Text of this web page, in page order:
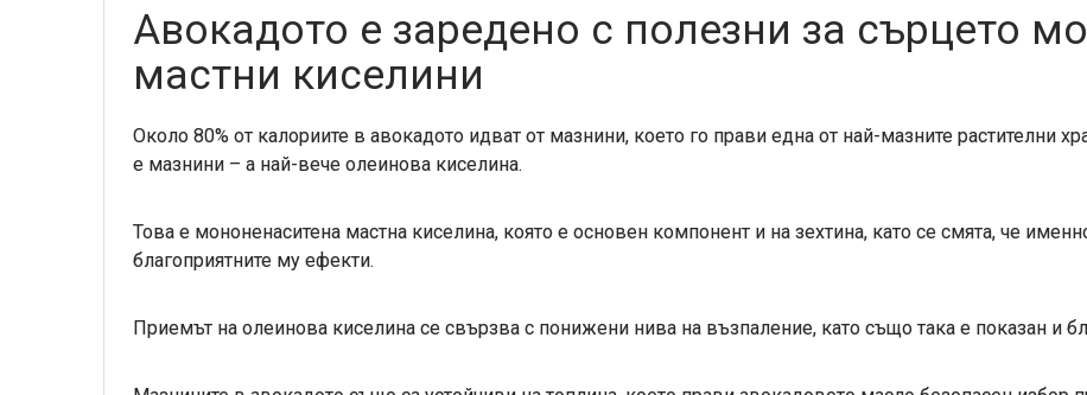
Авокадото е заредено с полезни за сърцето
мастни киселини
Около 80% от калориите в авокадото идват от мазнини, което го прави една от най-мазните растителни
е мазнини – а най-вече олеинова киселина.
Това е мононенаситена мастна киселина, която е основен компонент и на зехтина, като се смята, че
благоприятните му ефекти.
Приемът на олеинова киселина се свързва с понижени нива на възпаление, като също така е показан и